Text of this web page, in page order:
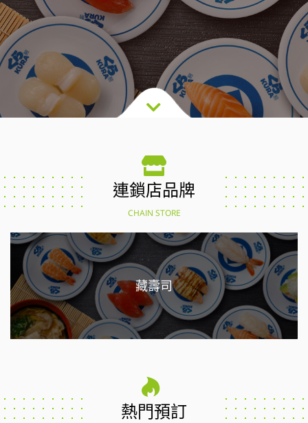
連鎖店品牌
CHAIN STORE
藏壽司
熱門預訂